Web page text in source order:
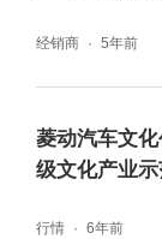
刚为同学们
国汽车工业
堂，带领
经销商 5年前
菱动汽车文
级文化产业
行情 6年前